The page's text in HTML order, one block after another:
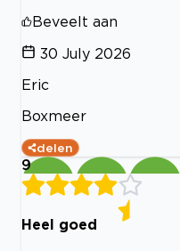
Beveelt aan
30 July 2026
Eric
Boxmeer
delen
9
Heel goed